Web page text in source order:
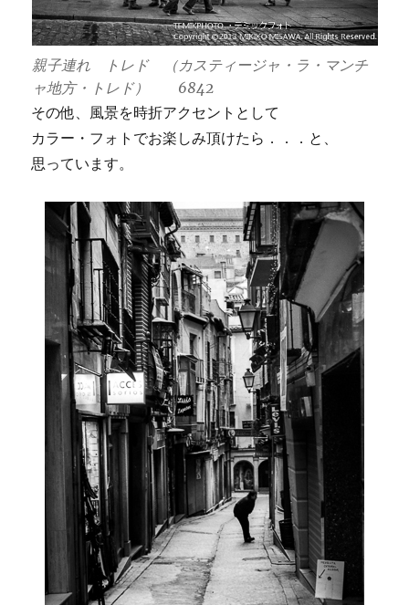
親子連れ トレド （カスティージャ・ラ・マンチ
ャ地方・トレド） 6842
その他、風景を時折アクセントとして
カラー・フォトでお楽しみ頂けたら．．．と、
思っています。